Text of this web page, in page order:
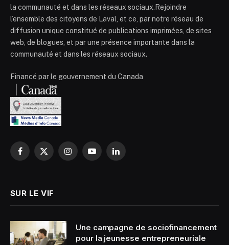
la communauté et dans les réseaux sociaux.Rejoindre
l’ensemble des citoyens de Laval, et ce, par notre réseau de
diffusion unique constitué de publications imprimées, de sites
web, de blogues, et par une présence importante dans la
communauté et dans les réseaux sociaux.
Financé par le gouvernement du Canada
Facebook
X
InstagramYouTubeLinkedIn
SUR LE VIF
Une campagne de sociofinancement
pour la jeunesse entrepreneuriale